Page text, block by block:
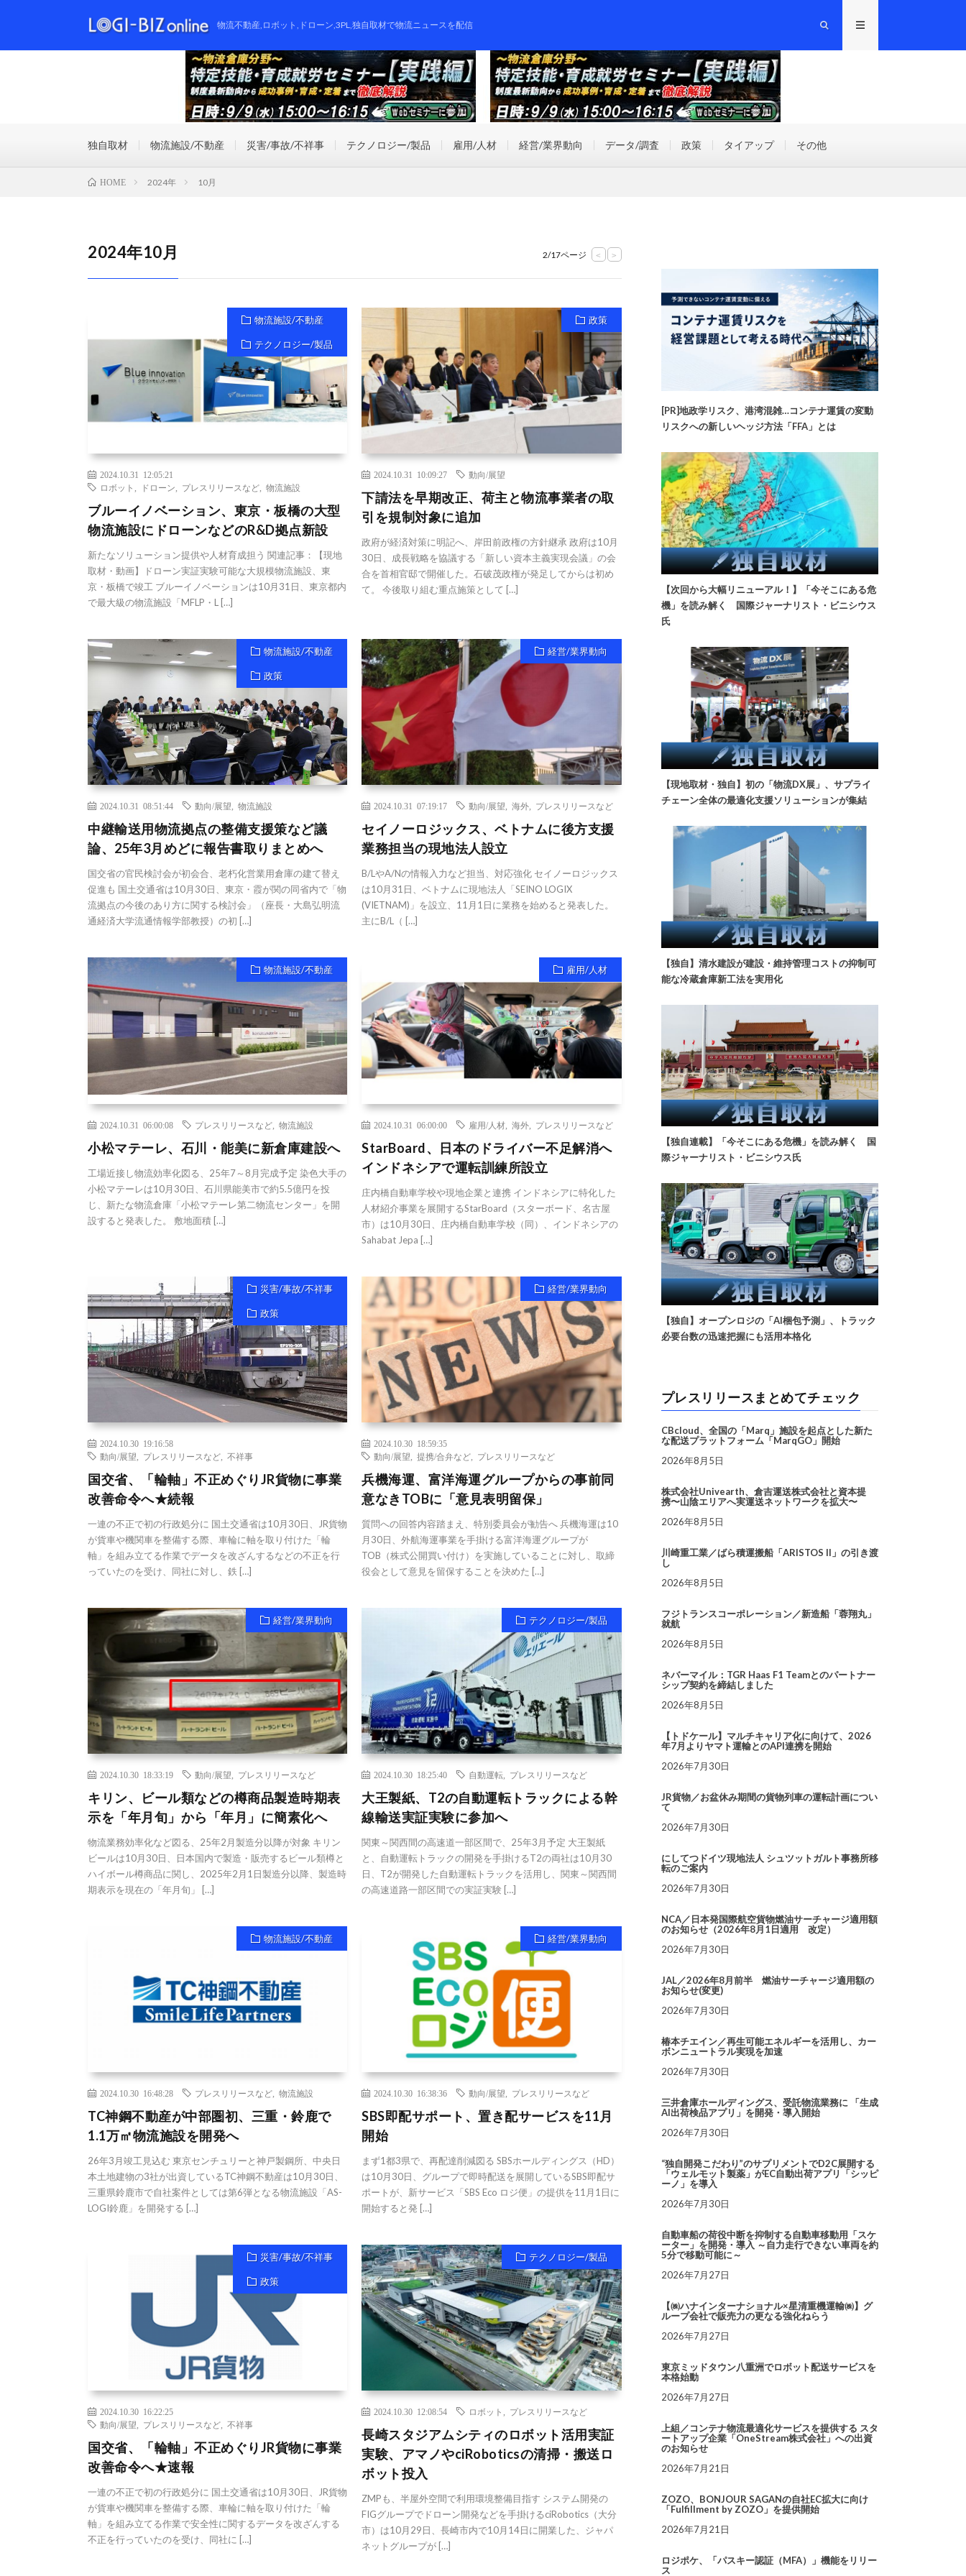
物流不動産,ロボット,ドローン,3PL,独自取材で物流ニュースを配信
独自取材 物流施設/不動産 災害/事故/不祥事 テクノロジー/製品 雇用/人材 経営/業界動向 データ/調査 政策 タイアップ その他
HOME 2024年 10月
2024年10月 2/17ページ < >
物流施設/不動産
テクノロジー/製品
2024.10.31 12:05:21
ロボット
ドローン プレスリリースなど 物流施設
ブルーイノベーション、東京・板橋の大型
物流施設にドローンなどのR&D拠点新設
新たなソリューション提供や人材育成担う 関連記事：【現地
取材・動画】ドローン実証実験可能な大規模物流施設、東
京・板橋で竣工 ブルーイノベーションは10月31日、東京都内
で最大級の物流施設「MFLP・L […]
政策
2024.10.31 10:09:27 動向/展望
下請法を早期改正、荷主と物流事業者の取
引を規制対象に追加
政府が経済対策に明記へ、岸田前政権の方針継承 政府は10月
30日、成長戦略を協議する「新しい資本主義実現会議」の会
合を首相官邸で開催した。石破茂政権が発足してからは初め
て。 今後取り組む重点施策として […]
物流施設/不動産
政策
2024.10.31 08:51:44 動向/展望 物流施設
中継輸送用物流拠点の整備支援策など議
論、25年3月めどに報告書取りまとめへ
国交省の官民検討会が初会合、老朽化営業用倉庫の建て替え
促進も 国土交通省は10月30日、東京・霞が関の同省内で「物
流拠点の今後のあり方に関する検討会」（座長・大島弘明流
通経済大学流通情報学部教授）の初 […]
経営/業界動向
2024.10.31 07:19:17 動向/展望 ,海外 プレスリリースなど
セイノーロジックス、ベトナムに後方支援
業務担当の現地法人設立
B/LやA/Nの情報入力など担当、対応強化 セイノーロジックス
は10月31日、ベトナムに現地法人「SEINO LOGIX
(VIETNAM)」を設立、11月1日に業務を始めると発表した。
主にB/L（ […]
物流施設/不動産
2024.10.31 06:00:08 プレスリリースなど 物流施設
小松マテーレ、石川・能美に新倉庫建設へ
工場近接し物流効率化図る、25年7～8月完成予定 染色大手の
小松マテーレは10月30日、石川県能美市で約5.5億円を投
じ、新たな物流倉庫「小松マテーレ第二物流センター」を開
設すると発表した。 敷地面積 […]
雇用/人材
2024.10.31 06:00:00 雇用/人材 ,海外 プレスリリースなど
StarBoard、日本のドライバー不足解消へ
インドネシアで運転訓練所設立
庄内橋自動車学校や現地企業と連携 インドネシアに特化した
人材紹介事業を展開するStarBoard（スターボード、名古屋
市）は10月30日、庄内橋自動車学校（同）、インドネシアの
Sahabat Jepa […]
災害/事故/不祥事
政策
2024.10.30 19:16:58
動向/展望
プレスリリースなど 不祥事
国交省、「輪軸」不正めぐりJR貨物に事業
改善命令へ★続報
一連の不正で初の行政処分に 国土交通省は10月30日、JR貨物
が貨車や機関車を整備する際、車輪に軸を取り付けた「輪
軸」を組み立てる作業でデータを改ざんするなどの不正を行
っていたのを受け、同社に対し、鉄 […]
経営/業界動向
2024.10.30 18:59:35
動向/展望
,提携/合弁など プレスリリースなど
兵機海運、富洋海運グループからの事前同
意なきTOBに「意見表明留保」
質問への回答内容踏まえ、特別委員会が勧告へ 兵機海運は10
月30日、外航海運事業を手掛ける富洋海運グループが
TOB（株式公開買い付け）を実施していることに対し、取締
役会として意見を留保することを決めた […]
経営/業界動向
2024.10.30 18:33:19 動向/展望 プレスリリースなど
キリン、ビール類などの樽商品製造時期表
示を「年月旬」から「年月」に簡素化へ
物流業務効率化など図る、25年2月製造分以降が対象 キリン
ビールは10月30日、日本国内で製造・販売するビール類樽と
ハイボール樽商品に関し、2025年2月1日製造分以降、製造時
期表示を現在の「年月旬」 […]
テクノロジー/製品
2024.10.30 18:25:40 自動運転 プレスリリースなど
大王製紙、T2の自動運転トラックによる幹
線輸送実証実験に参加へ
関東～関西間の高速道一部区間で、25年3月予定 大王製紙
と、自動運転トラックの開発を手掛けるT2の両社は10月30
日、T2が開発した自動運転トラックを活用し、関東～関西間
の高速道路一部区間での実証実験 […]
物流施設/不動産
2024.10.30 16:48:28 プレスリリースなど 物流施設
TC神鋼不動産が中部圏初、三重・鈴鹿で
1.1万㎡物流施設を開発へ
26年3月竣工見込む 東京センチュリーと神戸製鋼所、中央日
本土地建物の3社が出資しているTC神鋼不動産は10月30日、
三重県鈴鹿市で自社案件としては第6弾となる物流施設「AS-
LOGI鈴鹿」を開発する […]
経営/業界動向
2024.10.30 16:38:36 動向/展望 プレスリリースなど
SBS即配サポート、置き配サービスを11月
開始
まず1都3県で、再配達削減図る SBSホールディングス（HD）
は10月30日、グループで即時配送を展開しているSBS即配サ
ポートが、新サービス「SBS Eco ロジ便」の提供を11月1日に
開始すると発 […]
災害/事故/不祥事
政策
2024.10.30 16:22:25
動向/展望
プレスリリースなど 不祥事
国交省、「輪軸」不正めぐりJR貨物に事業
改善命令へ★速報
一連の不正で初の行政処分に 国土交通省は10月30日、JR貨物
が貨車や機関車を整備する際、車輪に軸を取り付けた「輪
軸」を組み立てる作業で安全性に関するデータを改ざんする
不正を行っていたのを受け、同社に […]
テクノロジー/製品
2024.10.30 12:08:54 ロボット プレスリリースなど
長崎スタジアムシティのロボット活用実証
実験、アマノやciRoboticsの清掃・搬送ロ
ボット投入
ZMPも、半屋外空間で利用環境整備目指す システム開発の
FIGグループでドローン開発などを手掛けるciRobotics（大分
市）は10月29日、長崎市内で10月14日に開業した、ジャパ
ネットグループが […]
[PR]地政学リスク、港湾混雑…コンテナ運賃の変動
リスクへの新しいヘッジ方法「FFA」とは
【次回から大幅リニューアル！】「今そこにある危
機」を読み解く 国際ジャーナリスト・ビニシウス
氏
【現地取材・独自】初の「物流DX展」、サプライ
チェーン全体の最適化支援ソリューションが集結
【独自】清水建設が建設・維持管理コストの抑制可
能な冷蔵倉庫新工法を実用化
【独自連載】「今そこにある危機」を読み解く 国
際ジャーナリスト・ビニシウス氏
【独自】オープンロジの「AI梱包予測」、トラック
必要台数の迅速把握にも活用本格化
プレスリリースまとめてチェック
CBcloud、全国の「Marq」施設を起点とした新た
な配送プラットフォーム「MarqGO」開始
2026年8月5日
株式会社Univearth、倉吉運送株式会社と資本提
携〜山陰エリアへ実運送ネットワークを拡大〜
2026年8月5日
川崎重工業／ばら積運搬船「ARISTOS II」の引き渡
し
2026年8月5日
フジトランスコーポレーション／新造船「蓉翔丸」
就航
2026年8月5日
ネバーマイル：TGR Haas F1 Teamとのパートナー
シップ契約を締結しました
2026年8月5日
【トドケール】マルチキャリア化に向けて、2026
年7月よりヤマト運輸とのAPI連携を開始
2026年7月30日
JR貨物／お盆休み期間の貨物列車の運転計画につい
て
2026年7月30日
にしてつドイツ現地法人 シュツットガルト事務所移
転のご案内
2026年7月30日
NCA／日本発国際航空貨物燃油サーチャージ適用額
のお知らせ（2026年8月1日適用 改定）
2026年7月30日
JAL／2026年8月前半 燃油サーチャージ適用額の
お知らせ(変更)
2026年7月30日
椿本チエイン／再生可能エネルギーを活用し、カー
ボンニュートラル実現を加速
2026年7月30日
三井倉庫ホールディングス、受託物流業務に 「生成
AI出荷検品アプリ」を開発・導入開始
2026年7月30日
“独自開発こだわり”のサプリメントでD2C展開する
「ウェルモット製薬」がEC自動出荷アプリ「シッピ
ーノ」を導入
2026年7月30日
自動車船の荷役中断を抑制する自動車移動用「スケ
ーター」を開発・導入 ～自力走行できない車両を約
5分で移動可能に～
2026年7月27日
【㈱ハナインターナショナル×星清重機運輸㈱】グ
ループ会社で販売力の更なる強化ねらう
2026年7月27日
東京ミッドタウン八重洲でロボット配送サービスを
本格始動
2026年7月27日
上組／コンテナ物流最適化サービスを提供する スタ
ートアップ企業「OneStream株式会社」への出資
のお知らせ
2026年7月21日
ZOZO、BONJOUR SAGANの自社EC拡大に向け
「Fulfillment by ZOZO」を提供開始
2026年7月21日
ロジポケ、「パスキー認証（MFA）」機能をリリー
ス